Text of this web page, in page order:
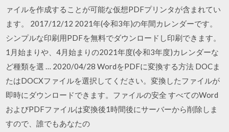
ァイルを作成することが可能な仮想PDFプリンタが含まれてい
ます。 2017/12/12 2021年(令和3年)の年間カレンダーです。
シンプルな印刷用PDFを無料でダウンロードし印刷できます。
1月始まりや、4月始まりの2021年度(令和3年度)カレンダーな
ど種類を選 … 2020/04/28 WordをPDFに変換する方法 DOCま
たはDOCXファイルを選択してください。変換したファイルが
即時にダウンロードできます。ファイルの安全 すべてのWord
およびPDFファイルは変換後1時間後にサーバーから削除しま
すので、誰でもあなたの